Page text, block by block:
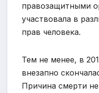
правозащитными
участвовала в
прав человека.
Тем не менее, в
внезапно
Причина смерти